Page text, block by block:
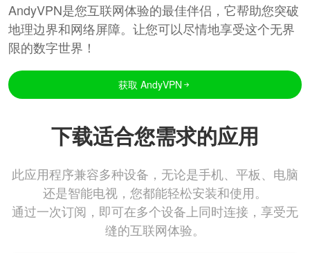
AndyVPN是您互联网体验的最佳伴侣，它帮助您突破
地理边界和网络屏障。让您可以尽情地享受这个无界
限的数字世界！
获取 AndyVPN
下载适合您需求的应用
此应用程序兼容多种设备，无论是手机、平板、电脑
还是智能电视，您都能轻松安装和使用。
通过一次订阅，即可在多个设备上同时连接，享受无
缝的互联网体验。